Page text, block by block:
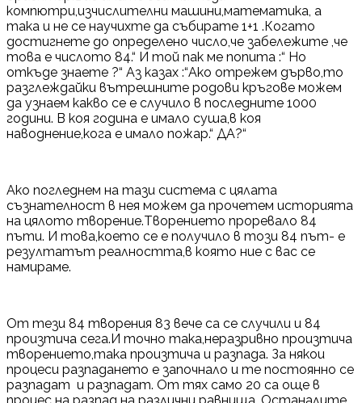
компютри,изчислителни машини,математика, а
така и не се научихте да събирате 1+1 .Когато
достигнете до определено число,че забележите ,че
това е числото 84.“ И той пак ме попита :“ Но
откъде знаете ?“ Аз казах :“Ако отрежем дърво,то
разглеждайки вътрешните родови кръгове можем
да узнаем какво се е случило в последните 1000
години. В коя година е имало суша,в коя
наводнение,кога е имало пожар.“ ДА?“
Ако погледнем на тази система с цялата
съзнателност в нея можем да прочетем историята
на цялото творение.Творението проревало 84
пъти. И това,което се е получило в този 84 път- е
резултатът реалността,в която ние с вас се
намираме.
От тези 84 творения 83 вече са се случили и 84
произтича сега.И точно така,неразривно произтича
творението,така произтича и разпада. За някои
процеси разпадането е започнало и те постоянно се
разпадат и разпадат. От тях само 20 са още в
процес на разпад на различни равнища. Останалите